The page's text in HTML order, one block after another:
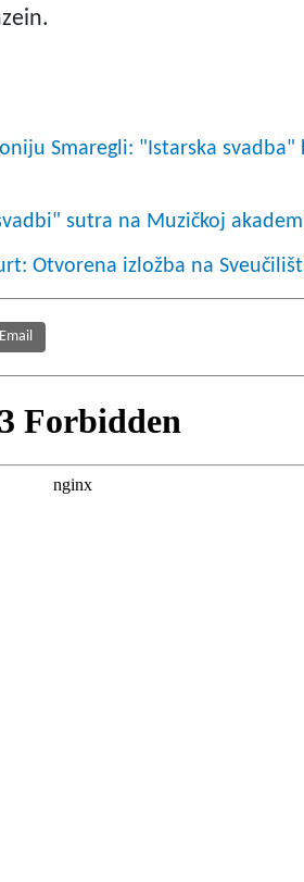
Smaregli: "Istarska
sutra na Muzičkoj
Otvorena izložba na
Email